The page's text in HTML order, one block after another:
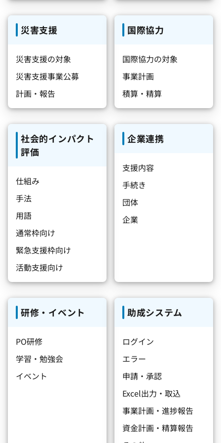
災害支援
災害支援の対象
災害支援事業公募
計画・報告
国際協力
国際協力の対象
事業計画
積算・精算
社会的インパクト
評価
仕組み
手法
用語
通常枠向け
緊急支援枠向け
活動支援向け
企業連携
支援内容
手続き
団体
企業
研修・イベント
PO研修
学習・勉強会
イベント
助成システム
ログイン
エラー
申請・承認
Excel出力・取込
事業計画・進捗報告
資金計画・精算報告